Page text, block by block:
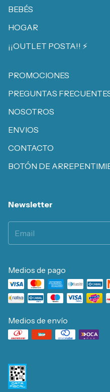
BEBÉS
HOGAR
¡¡OUTLET POSTA!! ⚡️
PROMOCIONES
PREGUNTAS
NOSOTROS
ENVIOS
CONTACTO
BOTÓN DE
Newsletter
Medios de pago
Medios de envío